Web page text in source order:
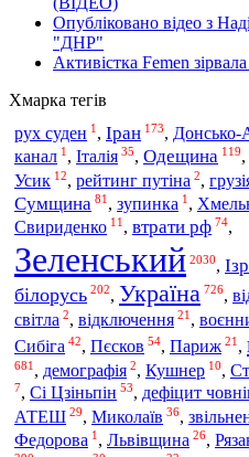
Опубліковано відео з
"ДНР"
Активістка Femen
Хмарка тегів
рух суден 1 , Іран 173, Донсько-
канал 1 , Італія 35, Одещина 119,
Усик 12, рейтинг путіна 2,
Сумщина 81 , зупинка 1 ,
Свириденко 11 , втрати рф 74,
Зеленський 2030,
білорусь 202, Україна 726,
світла 2, відключення 21 ,
Сибіга 42, Пєсков 54, Париж 21 ,
681 , демографія 2, Кушнер 10,
7, Сі Цзіньпін 53, дефіцит
АТЕШ 29, Миколаїв 36,
Федорова 1 , Львівщина 26,